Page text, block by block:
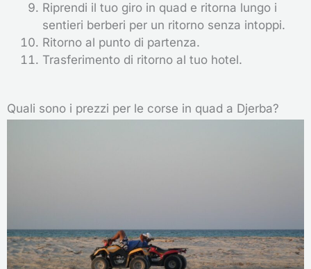
Riprendi il tuo giro in quad e ritorna lungo i
sentieri berberi per un ritorno senza intoppi.
Ritorno al punto di partenza.
Trasferimento di ritorno al tuo hotel.
Quali sono i prezzi per le corse in quad a Djerba?